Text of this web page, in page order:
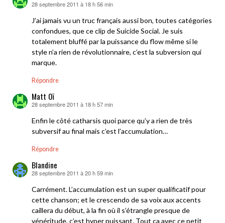
dit :
28 septembre 2011 à 18 h 56 min
J’ai jamais vu un truc français aussi bon, toutes catégories
confondues, que ce clip de Suicide Social. Je suis
totalement bluffé par la puissance du flow même si le
style n’a rien de révolutionnaire, c’est la subversion qui
marque.
Répondre
Matt Oï
dit :
28 septembre 2011 à 18 h 57 min
Enfin le côté catharsis quoi parce qu’y a rien de très
subversif au final mais c’est l’accumulation…
Répondre
Blandine
dit :
28 septembre 2011 à 20 h 59 min
Carrément. L’accumulation est un super qualificatif pour
cette chanson; et le crescendo de sa voix aux accents
caillera du début, à la fin où il s’étrangle presque de
vénéritude, c’est hyper puissant. Tout ça avec ce petit